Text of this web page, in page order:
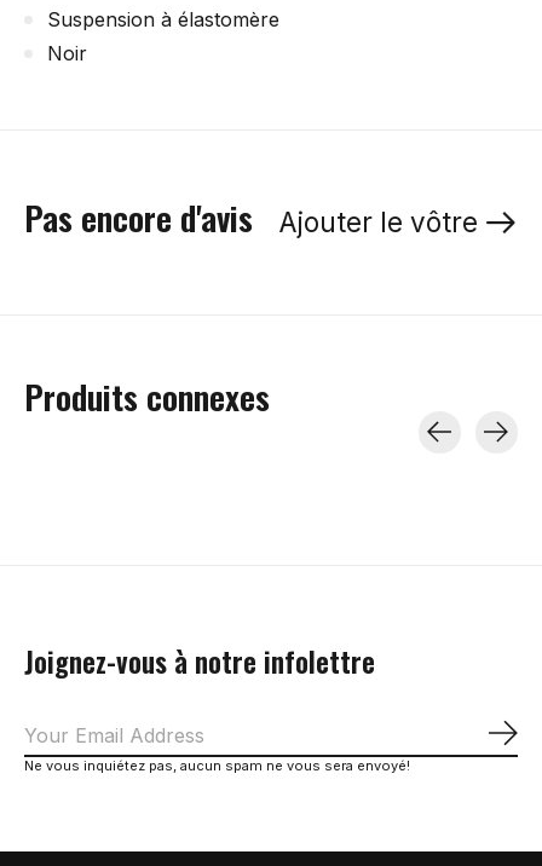
Suspension à élastomère
Noir
Pas encore d'avis Ajouter le vôtre
Produits connexes
Joignez-vous à notre infolettre
Ne vous inquiétez pas, aucun spam ne vous sera envoyé!